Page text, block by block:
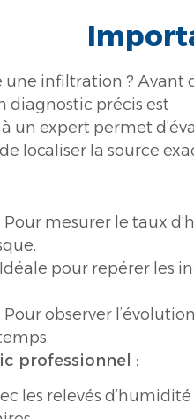
infiltration ? Avant
diagnostic précis est
un expert permet
localiser la source
Pour mesurer le taux
Idéale pour repérer les
Pour observer
professionnel :
les relevés d’humidité